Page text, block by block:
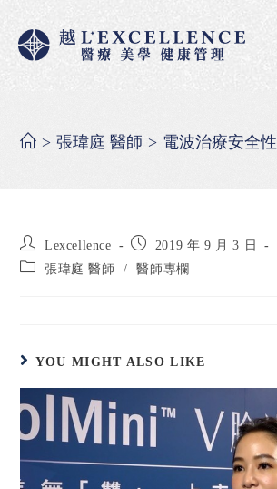
> 張瑋庭 醫師 > 電波治療安全性
Lexcellence
2019 年 9 月 3 日
張瑋庭 醫師
/ 醫師專欄
YOU MIGHT ALSO LIKE